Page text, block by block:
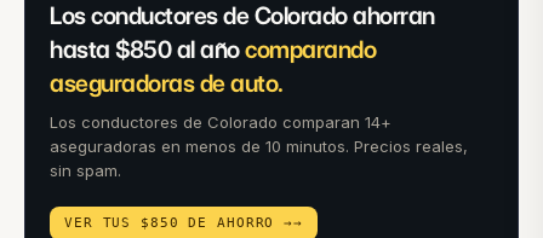
Los conductores de Colorado ahorran
hasta $850 al añocomparando
aseguradoras de auto.
Los conductores de Colorado comparan 14+
aseguradoras en menos de 10 minutos. Precios reales,
sin spam.
VER TUS $850 DE AHORRO →→